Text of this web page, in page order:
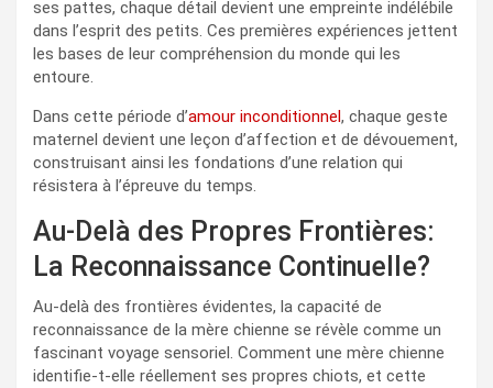
ses pattes, chaque détail devient une empreinte indélébile
dans l’esprit des petits. Ces premières expériences jettent
les bases de leur compréhension du monde qui les
entoure.
Dans cette période d’amour inconditionnel, chaque geste
maternel devient une leçon d’affection et de dévouement,
construisant ainsi les fondations d’une relation qui
résistera à l’épreuve du temps.
Au-Delà des Propres Frontières:
La Reconnaissance Continuelle?
Au-delà des frontières évidentes, la capacité de
reconnaissance de la mère chienne se révèle comme un
fascinant voyage sensoriel. Comment une mère chienne
identifie-t-elle réellement ses propres chiots, et cette